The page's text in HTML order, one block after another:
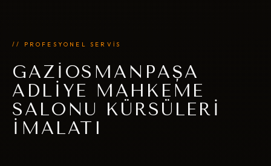
// PROFESYONEL SERVİS
GAZIOSMANPAŞA
ADLIYE MAHKEME
SALONU KÜRSÜLERI
İMALATI